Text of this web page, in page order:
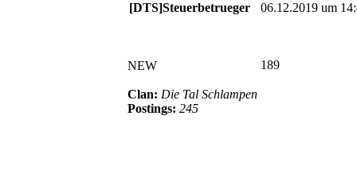
[DTS]Steuerbetrueger 06.12.2019 um
NEW
Clan: Die Tal Schlampen
Postings: 245
189